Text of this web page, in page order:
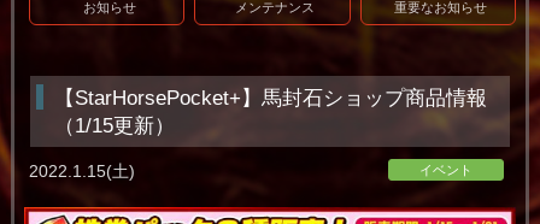
お知らせ メンテナンス 重要なお知らせ
【StarHorsePocket+】馬封石ショップ商品情報
（1/15更新）
イベント
2022.1.15(土)